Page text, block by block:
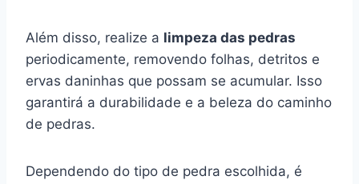
Além disso, realize a limpeza das pedras
periodicamente, removendo folhas, detritos e
ervas daninhas que possam se acumular. Isso
garantirá a durabilidade e a beleza do caminho
de pedras.
Dependendo do tipo de pedra escolhida, é